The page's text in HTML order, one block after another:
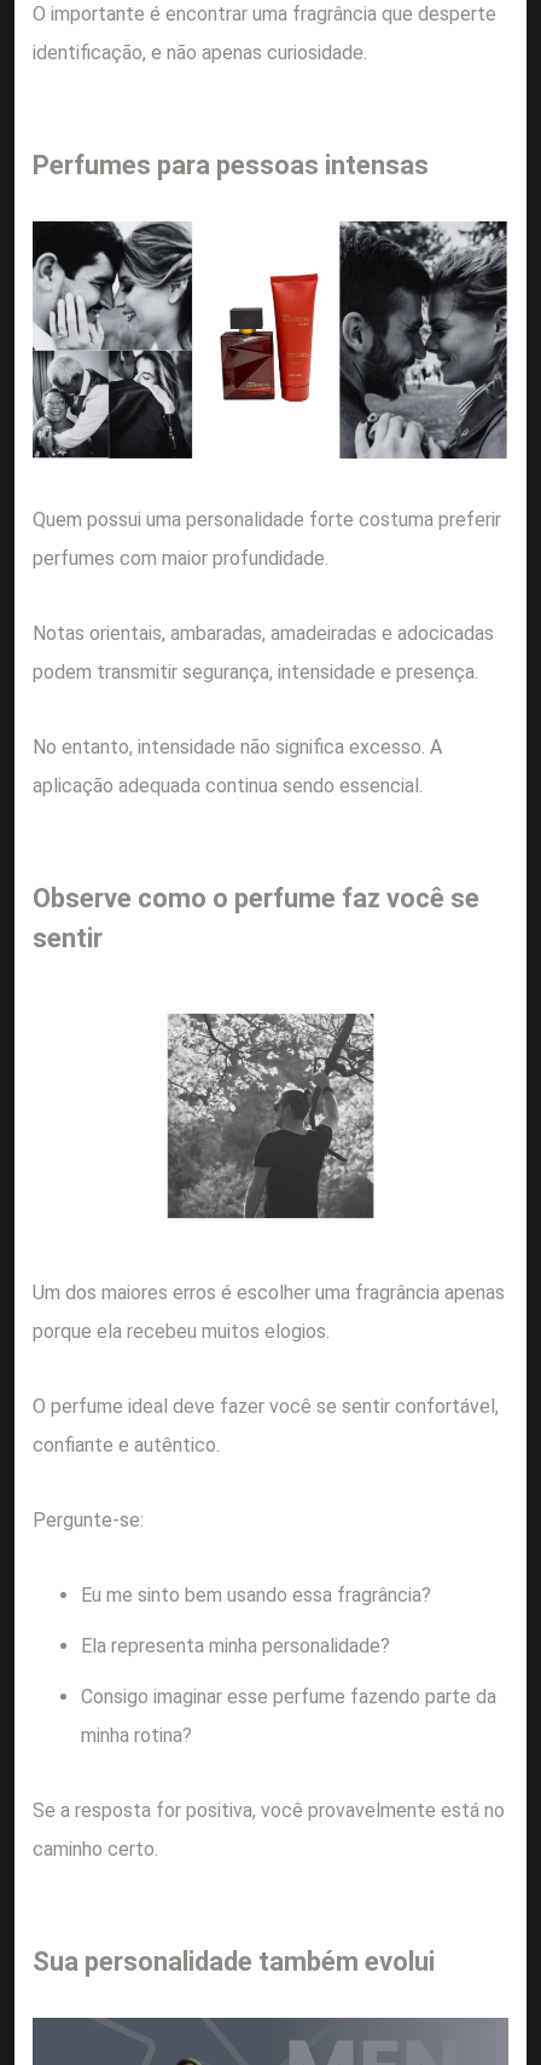
O importante é encontrar uma fragrância que desperte
identificação, e não apenas curiosidade.
Perfumes para pessoas intensas
Quem possui uma personalidade forte costuma preferir
perfumes com maior profundidade.
Notas orientais, ambaradas, amadeiradas e adocicadas
podem transmitir segurança, intensidade e presença.
No entanto, intensidade não significa excesso. A
aplicação adequada continua sendo essencial.
Observe como o perfume faz você se
sentir
Um dos maiores erros é escolher uma fragrância apenas
porque ela recebeu muitos elogios.
O perfume ideal deve fazer você se sentir confortável,
confiante e autêntico.
Pergunte-se:
Eu me sinto bem usando essa fragrância?
Ela representa minha personalidade?
Consigo imaginar esse perfume fazendo parte da
minha rotina?
Se a resposta for positiva, você provavelmente está no
caminho certo.
Sua personalidade também evolui